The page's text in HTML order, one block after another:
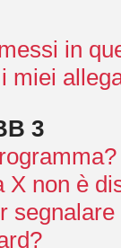
in
miei
3
X non è